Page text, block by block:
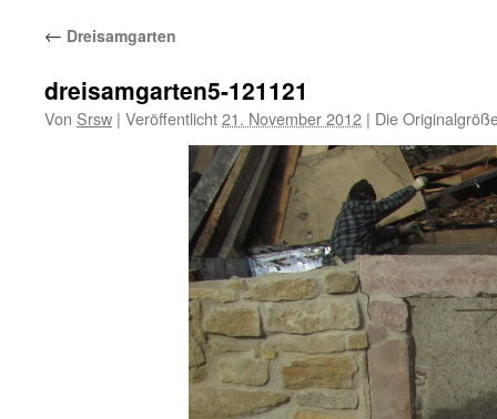
← Dreisamgarten
dreisamgarten5-121121
Von Srsw | Veröffentlicht21. November 2012 | Die